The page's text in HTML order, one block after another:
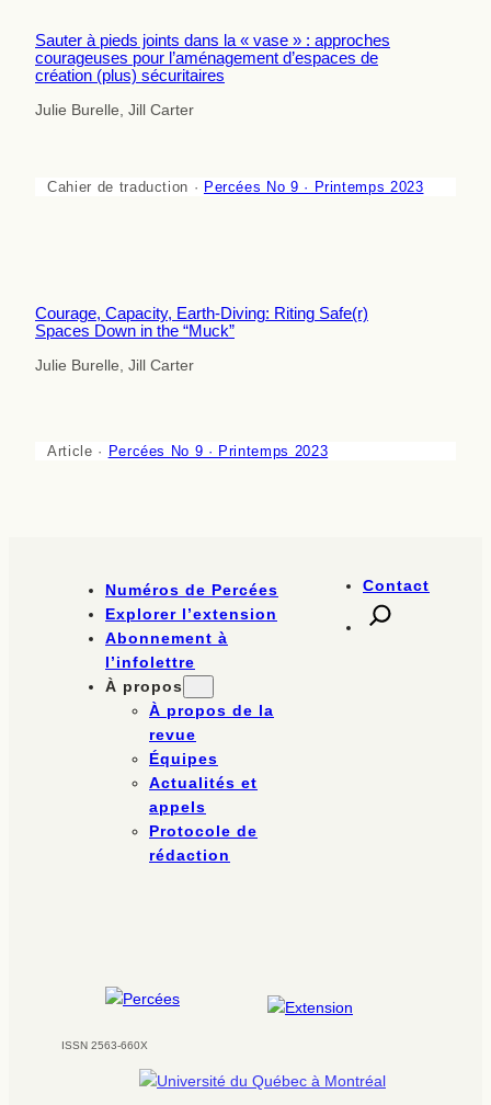
Sauter à pieds joints dans la « vase » : approches
courageuses pour l’aménagement d’espaces de
création (plus) sécuritaires
Julie Burelle, Jill Carter
Cahier de traduction · Percées No 9 · Printemps 2023
Courage, Capacity, Earth-Diving: Riting Safe(r)
Spaces Down in the “Muck”
Julie Burelle, Jill Carter
Article · Percées No 9 · Printemps 2023
Numéros de Percées
Explorer l’extension
Abonnement à
l’infolettre
À propos
À propos de la
revue
Équipes
Actualités et
appels
Protocole de
rédaction
Contact
ISSN 2563-660X